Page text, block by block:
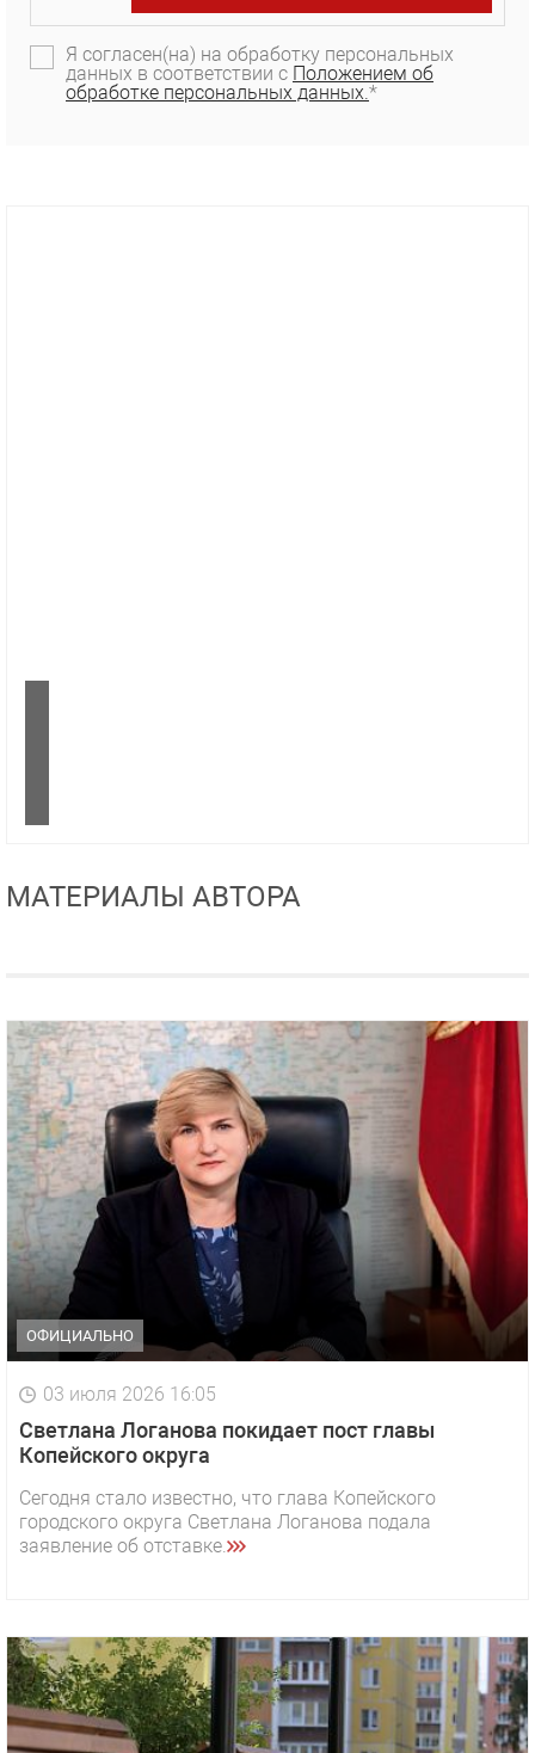
Я согласен(на) на обработку персональных
данных в соответствии с Положением об
обработке персональных данных.*
МАТЕРИАЛЫ АВТОРА
ОФИЦИАЛЬНО
03 июля 2026 16:05
Светлана Логанова покидает пост главы
Копейского округа
Сегодня стало известно, что глава Копейского
городского округа Светлана Логанова подала
заявление об отставке.